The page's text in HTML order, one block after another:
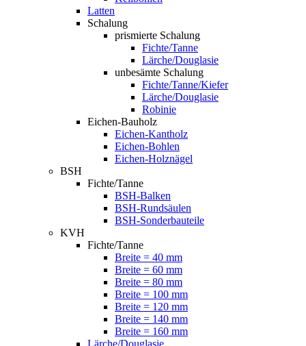
Latten
Schalung
prismierte Schalung
Fichte/Tanne
Lärche/Douglasie
unbesämte Schalung
Fichte/Tanne/Kiefer
Lärche/Douglasie
Robinie
Eichen-Bauholz
Eichen-Kantholz
Eichen-Bohlen
Eichen-Holznägel
BSH
Fichte/Tanne
BSH-Balken
BSH-Rundsäulen
BSH-Sonderbauteile
KVH
Fichte/Tanne
Breite = 40 mm
Breite = 60 mm
Breite = 80 mm
Breite = 100 mm
Breite = 120 mm
Breite = 140 mm
Breite = 160 mm
Lärche/Douglasie